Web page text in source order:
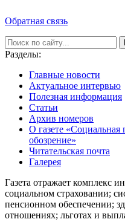
Обратная связь
Разделы:
Главные новости
Актуальное интервью
Полезная информация
Статьи
Архив номеров
О газете
обозрение»
Читательская почта
Галерея
Газета отражает комплекс
социальном страховании;
пенсионном обеспечении;
отношениях; льготах и